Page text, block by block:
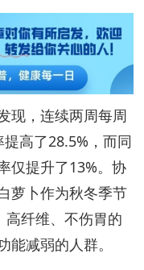
现，连续两周每周
高了28.5%，而同
仅提升了13%。协
萝卜作为秋冬季节
高纤维、不伤胃的
减弱的人群。